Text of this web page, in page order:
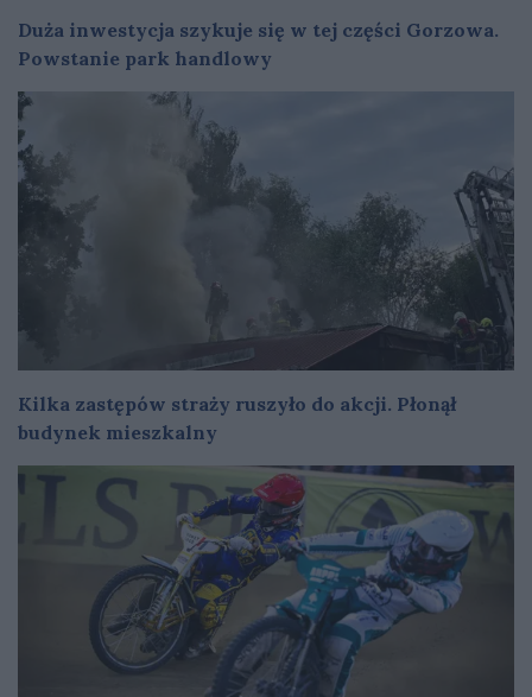
Duża inwestycja szykuje się w tej części Gorzowa.
Powstanie park handlowy
Kilka zastępów straży ruszyło do akcji. Płonął
budynek mieszkalny